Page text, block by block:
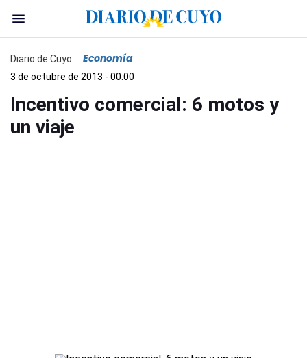
Diario de Cuyo Economía
3 de octubre de 2013 - 00:00
Incentivo comercial: 6 motos y
un viaje